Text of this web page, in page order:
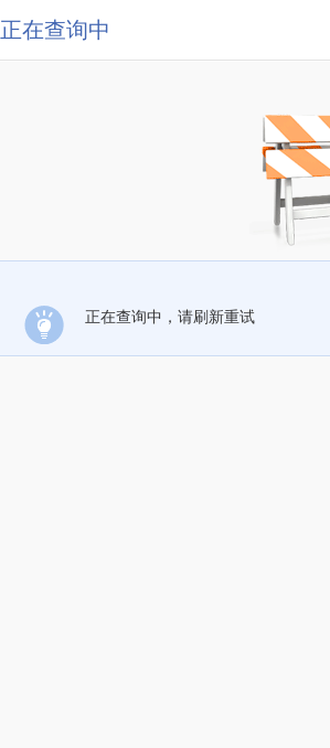
正在查询中
正在查询中，请刷新重试